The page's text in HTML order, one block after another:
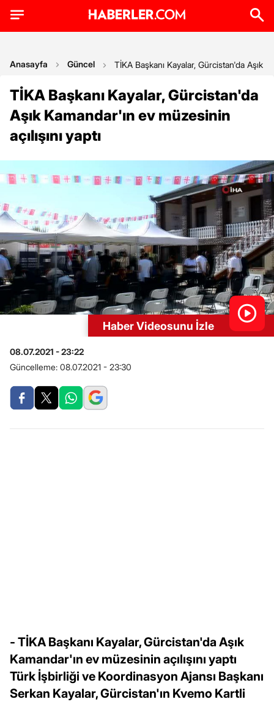
Anasayfa Güncel TİKA Başkanı Kayalar, Gürcistan'da Aşık
TİKA Başkanı Kayalar, Gürcistan'da
Aşık Kamandar'ın ev müzesinin
açılışını yaptı
Haber Videosunu İzle
08.07.2021 - 23:22
Güncelleme: 08.07.2021 - 23:30
- TİKA Başkanı Kayalar, Gürcistan'da Aşık
Kamandar'ın ev müzesinin açılışını yaptı
Türk İşbirliği ve Koordinasyon Ajansı Başkanı
Serkan Kayalar, Gürcistan'ın Kvemo Kartli